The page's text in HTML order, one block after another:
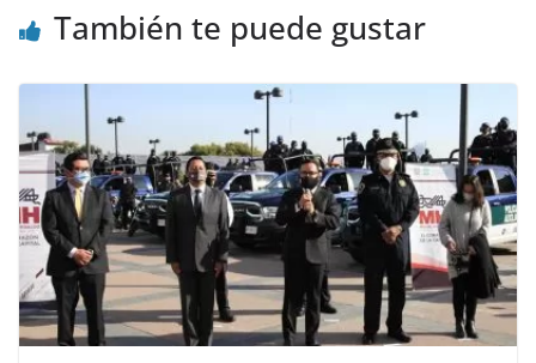
También te puede gustar